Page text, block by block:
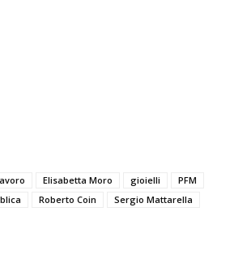
Elisabetta Moro gioielli
PFM
Roberto Coin
Sergio Mattarella